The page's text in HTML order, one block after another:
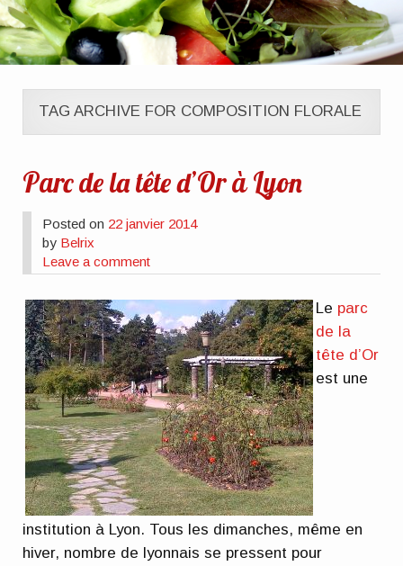
TAG ARCHIVE FOR COMPOSITION FLORALE
Parc de la tête d’Or à Lyon
Posted on 22 janvier 2014
by Belrix
Leave a comment
Le parc
de la
tête d’Or
est une
institution à Lyon. Tous les dimanches, même en
hiver, nombre de lyonnais se pressent pour